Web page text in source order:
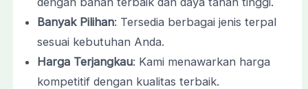
Banyak Pilihan: Tersedia berbagai jenis terpal
sesuai kebutuhan Anda.
Harga Terjangkau: Kami menawarkan harga
kompetitif dengan kualitas terbaik.